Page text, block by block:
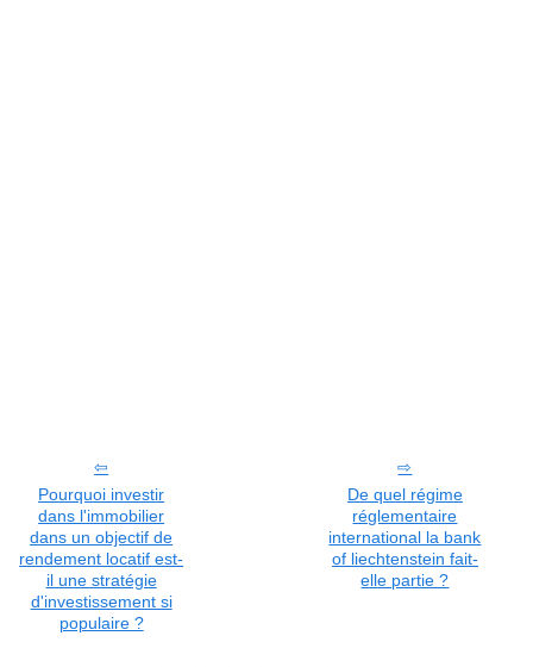
Pourquoi investir
dans l'immobilier
dans un objectif de
rendement locatif est-
il une stratégie
d'investissement si
populaire ?
De quel régime
réglementaire
international la bank
of liechtenstein fait-
elle partie ?